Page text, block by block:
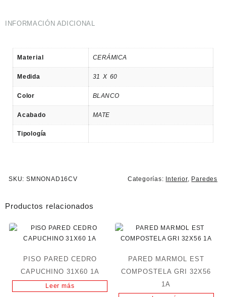
INFORMACIÓN ADICIONAL
Material CERÁMICA
Medida 31 X 60
Color BLANCO
Acabado MATE
Tipología
SKU: SMNONAD16CV Categorías: Interior, Paredes
Productos relacionados
PISO PARED CEDRO
CAPUCHINO 31X60 1A
Leer más
PARED MARMOL EST
COMPOSTELA GRI 32X56
1A